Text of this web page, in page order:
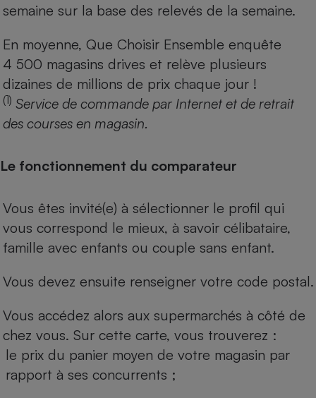
semaine sur la base des relevés de la semaine.
En moyenne, Que Choisir Ensemble enquête
4 500 magasins drives et relève plusieurs
dizaines de millions de prix chaque jour !
(1) Service de commande par Internet et de retrait
des courses en magasin.
Le fonctionnement du comparateur
Vous êtes invité(e) à sélectionner le profil qui
vous correspond le mieux, à savoir célibataire,
famille avec enfants ou couple sans enfant.
Vous devez ensuite renseigner votre code postal.
Vous accédez alors aux supermarchés à côté de
chez vous. Sur cette carte, vous trouverez :
le prix du panier moyen de votre magasin par
rapport à ses concurrents ;